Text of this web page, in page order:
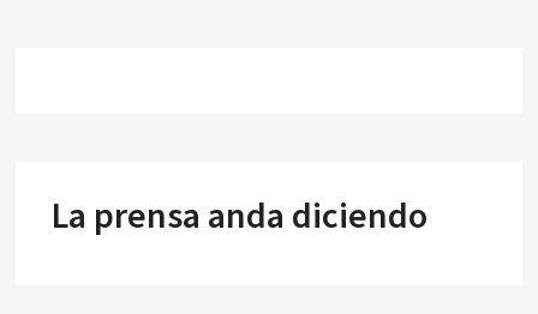
La prensa anda diciendo